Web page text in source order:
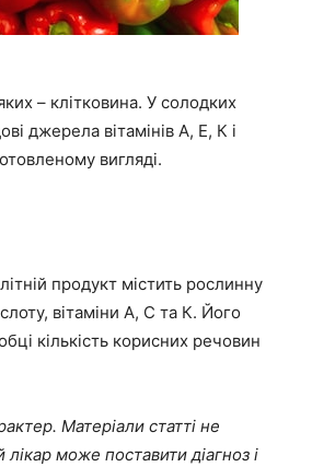
– клітковина. У солодких
джерела вітамінів А, Е, К і
вигляді.
продукт містить рослинну
вітаміни А, С та К. Його
кількість корисних речовин
Матеріали статті не
лікар може поставити діагноз і